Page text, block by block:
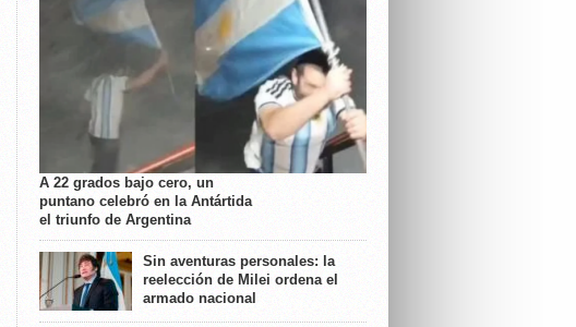
A 22 grados bajo cero, un
puntano celebró en la Antártida
el triunfo de Argentina
Sin aventuras personales: la
reelección de Milei ordena el
armado nacional